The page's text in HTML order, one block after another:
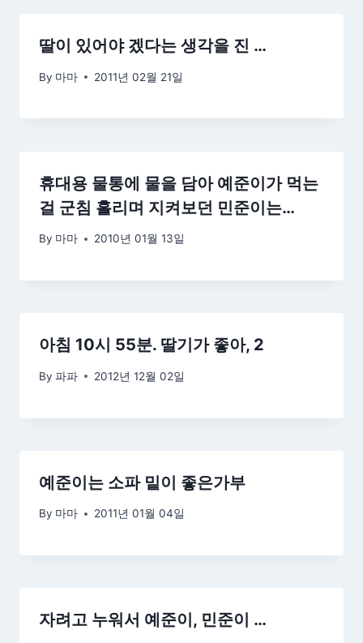
딸이 있어야 겠다는 생각을 진 …
By 마마 2011년 02월 21일
휴대용 물통에 물을 담아 예준이가 먹는
걸 군침 흘리며 지켜보던 민준이는…
By 마마 2010년 01월 13일
아침 10시 55분. 딸기가 좋아, 2
By 파파 2012년 12월 02일
예준이는 소파 밑이 좋은가부
By 마마 2011년 01월 04일
자려고 누워서 예준이, 민준이 …